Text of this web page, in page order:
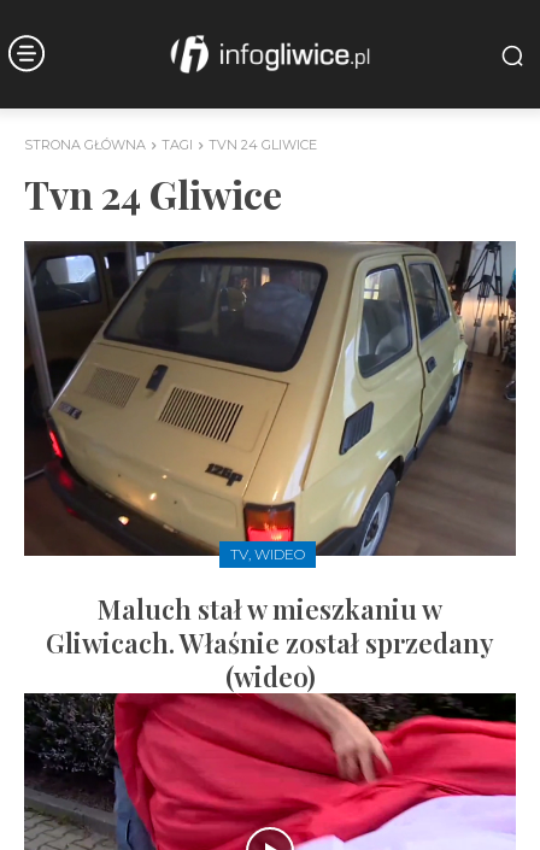
STRONA GŁÓWNA TAGI TVN 24 GLIWICE
Tvn 24 Gliwice
TV, WIDEO
Maluch stał w mieszkaniu w
Gliwicach. Właśnie został sprzedany
(wideo)